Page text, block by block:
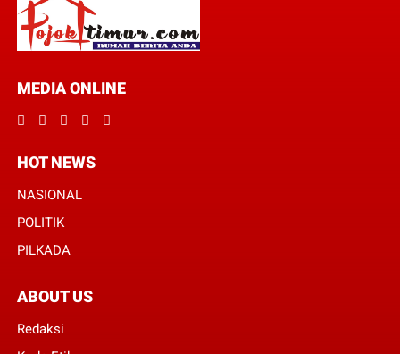
MEDIA ONLINE
HOT NEWS
NASIONAL
POLITIK
PILKADA
ABOUT US
Redaksi